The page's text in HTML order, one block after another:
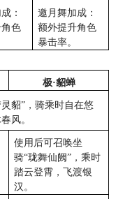
：
色
邀月舞加成：
额外提升角色
暴击率。
极·貂蝉
貂”，骑乘时自在悠
风。
使用后可召唤坐
骑“珑舞仙阙”，乘时
踏云登霄，飞渡银
汉。